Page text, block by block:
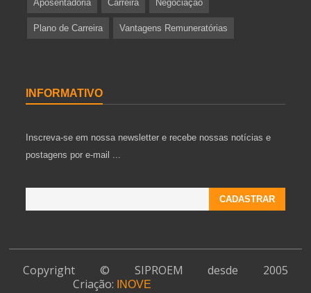
Aposentadoria Carreira Negociação
Plano de Carreira Vantagens Remuneratórias
INFORMATIVO
Inscreva-se em nossa newsletter e recebe nossas notícias e
postagens por e-mail ...
Copyright © SIPROEM desde 2005
Criação:
INOVE